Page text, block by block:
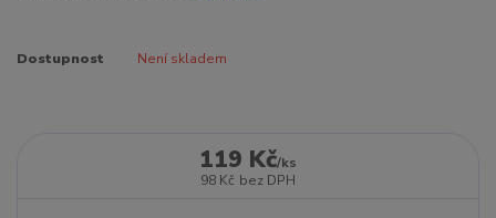
Dostupnost Není skladem
119 Kč/ks
98 Kč bez DPH